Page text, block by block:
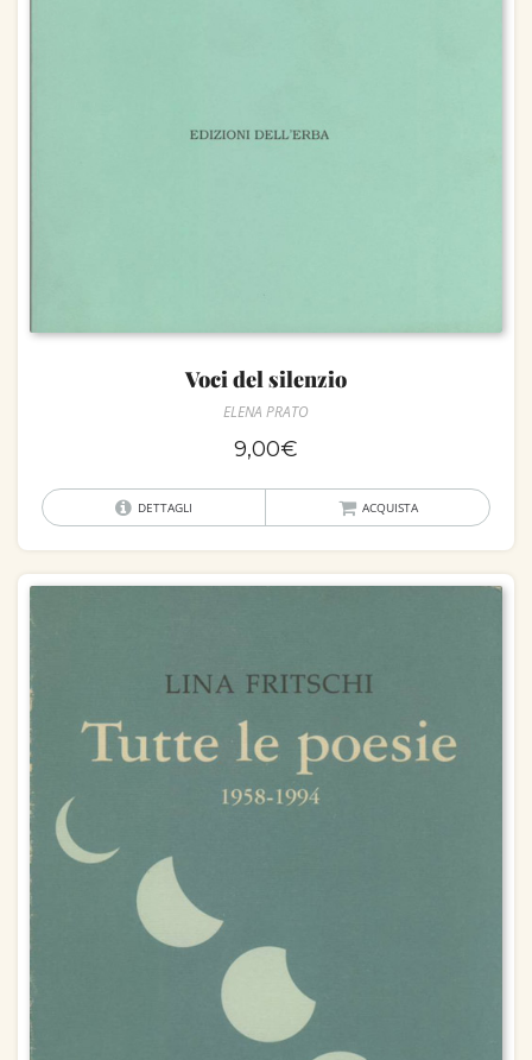
Voci del silenzio
ELENA PRATO
9,00€
DETTAGLI ACQUISTA